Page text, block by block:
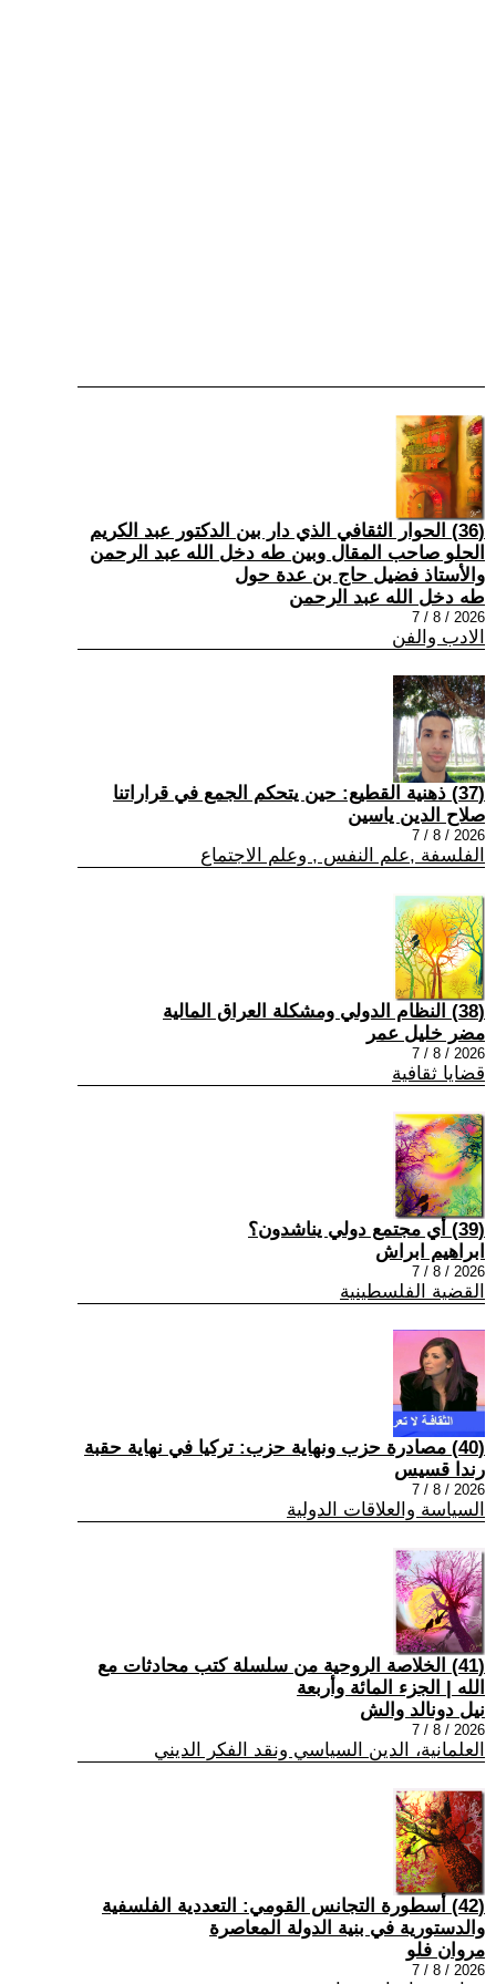
(36) الحوار الثقافي الذي دار بين الدكتور عبد الكريم
الحلو صاحب المقال وبين طه دخل الله عبد الرحمن
والأستاذ فضيل حاج بن عدة حول
طه دخل الله عبد الرحمن
2026 / 8 / 7
الادب والفن
(37) ذهنية القطيع: حين يتحكم الجمع في قراراتنا
صلاح الدين ياسين
2026 / 8 / 7
الفلسفة ,علم النفس , وعلم الاجتماع
(38) النظام الدولي ومشكلة العراق المالية
مضر خليل عمر
2026 / 8 / 7
قضايا ثقافية
(39) أي مجتمع دولي يناشدون؟
ابراهيم ابراش
2026 / 8 / 7
القضية الفلسطينية
(40) مصادرة حزب ونهاية حزب: تركيا في نهاية حقبة
رندا قسيس
2026 / 8 / 7
السياسة والعلاقات الدولية
(41) الخلاصة الروحية من سلسلة كتب محادثات مع
الله | الجزء المائة وأربعة
نيل دونالد والش
2026 / 8 / 7
العلمانية، الدين السياسي ونقد الفكر الديني
(42) أسطورة التجانس القومي: التعددية الفلسفية
والدستورية في بنية الدولة المعاصرة
مروان فلو
2026 / 8 / 7